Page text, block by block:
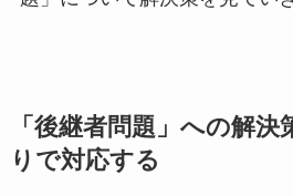
「後継者問題」への解
りで対応する